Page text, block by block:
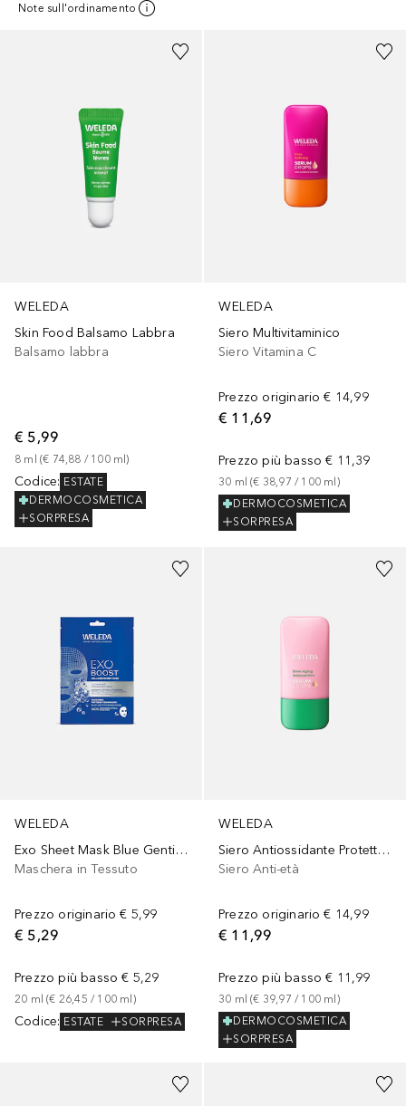
Note sull'ordinamento
WELEDA
Skin Food Balsamo Labbra
Balsamo labbra
€ 5,99
8 ml (€ 74,88 / 100 ml)
Codice: ESTATE
DERMOCOSMETICA
SORPRESA
WELEDA
Siero Multivitaminico
Siero Vitamina C
Prezzo originario € 14,99
€ 11,69
Prezzo più basso € 11,39
30 ml (€ 38,97 / 100 ml )
DERMOCOSMETICA
SORPRESA
WELEDA
Exo Sheet Mask Blue Gentian
Maschera in Tessuto
Prezzo originario € 5,99
€ 5,29
Prezzo più basso € 5,29
20 ml (€ 26,45 / 100 ml )
Codice: ESTATE SORPRESA
WELEDA
Siero Antiossidante Protettivo
Siero Anti-età
Prezzo originario € 14,99
€ 11,99
Prezzo più basso € 11,99
30 ml (€ 39,97 / 100 ml )
DERMOCOSMETICA
SORPRESA